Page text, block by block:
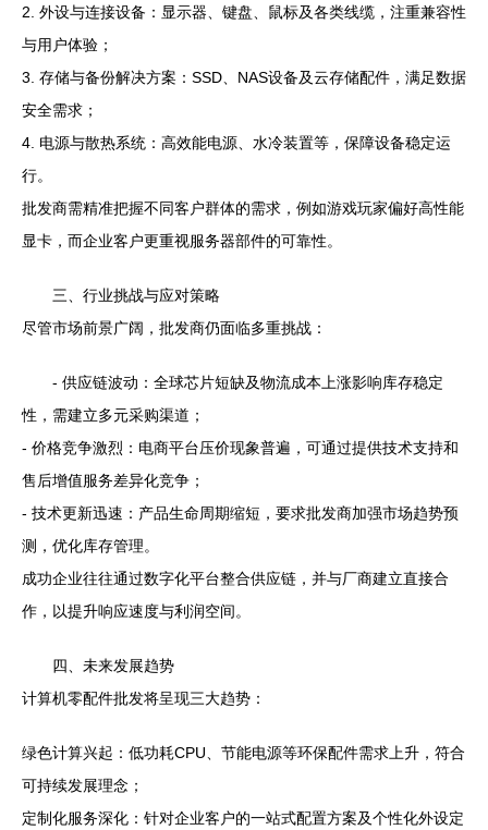
2. 外设与连接设备：显示器、键盘、鼠标及各类线缆，注重兼容性
与用户体验；
3. 存储与备份解决方案：SSD、NAS设备及云存储配件，满足数据
安全需求；
4. 电源与散热系统：高效能电源、水冷装置等，保障设备稳定运
行。
批发商需精准把握不同客户群体的需求，例如游戏玩家偏好高性能
显卡，而企业客户更重视服务器部件的可靠性。
三、行业挑战与应对策略
尽管市场前景广阔，批发商仍面临多重挑战：
- 供应链波动：全球芯片短缺及物流成本上涨影响库存稳定
性，需建立多元采购渠道；
- 价格竞争激烈：电商平台压价现象普遍，可通过提供技术支持和
售后增值服务差异化竞争；
- 技术更新迅速：产品生命周期缩短，要求批发商加强市场趋势预
测，优化库存管理。
成功企业往往通过数字化平台整合供应链，并与厂商建立直接合
作，以提升响应速度与利润空间。
四、未来发展趋势
计算机零配件批发将呈现三大趋势：
绿色计算兴起：低功耗CPU、节能电源等环保配件需求上升，符合
可持续发展理念；
定制化服务深化：针对企业客户的一站式配置方案及个性化外设定